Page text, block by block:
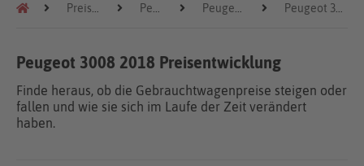
Preistrends Peugeot Peugeot 3008 Peugeot 3008 2018
Peugeot 3008 2018 Preisentwicklung
Finde heraus, ob die Gebrauchtwagenpreise steigen oder
fallen und wie sie sich im Laufe der Zeit verändert
haben.